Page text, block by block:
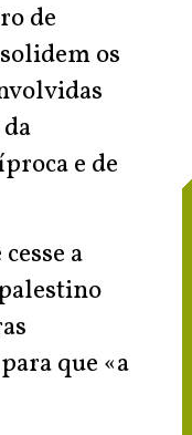
de
os
e de
a
que «a